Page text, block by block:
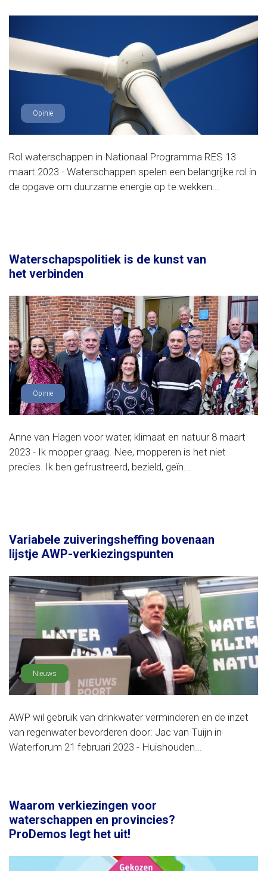
Opinie
Rol waterschappen in Nationaal Programma RES 13
maart 2023 - Waterschappen spelen een belangrijke rol in
de opgave om duurzame energie op te wekken...
Waterschapspolitiek is de kunst van
het verbinden
Opinie
Anne van Hagen voor water, klimaat en natuur 8 maart
2023 - Ik mopper graag. Nee, mopperen is het niet
precies. Ik ben gefrustreerd, bezield, geïn...
Variabele zuiveringsheffing bovenaan
lijstje AWP-verkiezingspunten
Nieuws
AWP wil gebruik van drinkwater verminderen en de inzet
van regenwater bevorderen door: Jac van Tuijn in
Waterforum 21 februari 2023 - Huishouden...
Waarom verkiezingen voor
waterschappen en provincies?
ProDemos legt het uit!